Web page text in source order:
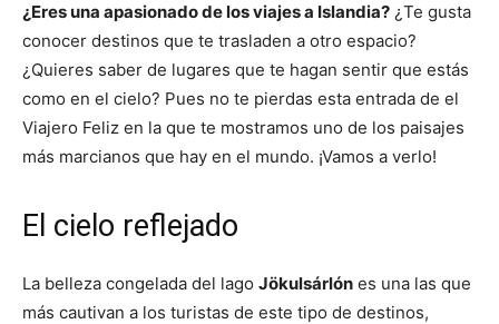
¿Eres una apasionado de los viajes a Islandia? ¿Te gusta
conocer destinos que te trasladen a otro espacio?
¿Quieres saber de lugares que te hagan sentir que estás
como en el cielo? Pues no te pierdas esta entrada de el
Viajero Feliz en la que te mostramos uno de los paisajes
más marcianos que hay en el mundo. ¡Vamos a verlo!
El cielo reflejado
La belleza congelada del lago Jökulsárlón es una las que
más cautivan a los turistas de este tipo de destinos,